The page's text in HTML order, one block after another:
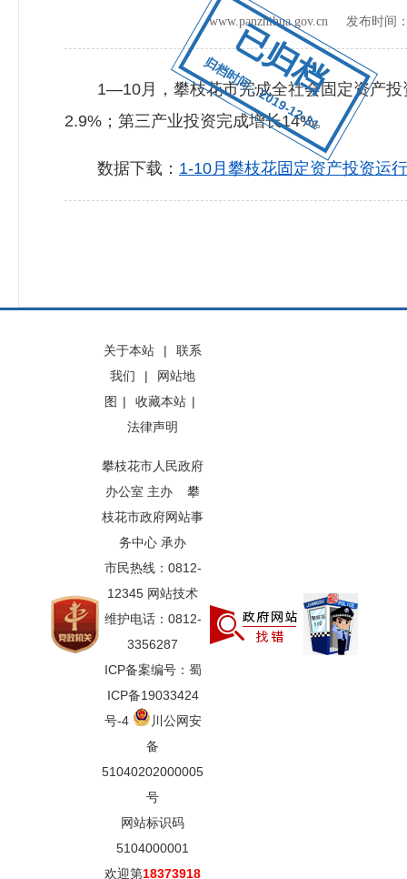
已归档
归档时间：2019-12-31
www.panzhihua.gov.cn 发布时间
1—10月，攀枝花市完成全社会固定资产投
2.9%；第三产业投资完成增长14%。
数据下载： 1-10月攀枝花固定资产投资运
关于本站 |
联系
我们
|
网站地
图 | 收藏本站 |
法律声明
攀枝花市人民政府
办公室 主办 攀
枝花市政府网站事
务中心 承办
市民热线：0812-
12345 网站技术
维护电话：0812-
3356287
ICP备案编号：蜀
ICP备19033424
号-4
川公网安
备
51040202000005
号
网站标识码
5104000001
欢迎第18373918